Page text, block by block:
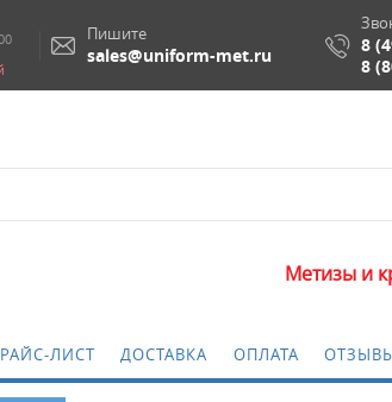
Пишите
sales@uniform-met.ru
8
8
Метизы и
ЛИСТ ДОСТАВКА ОПЛАТА